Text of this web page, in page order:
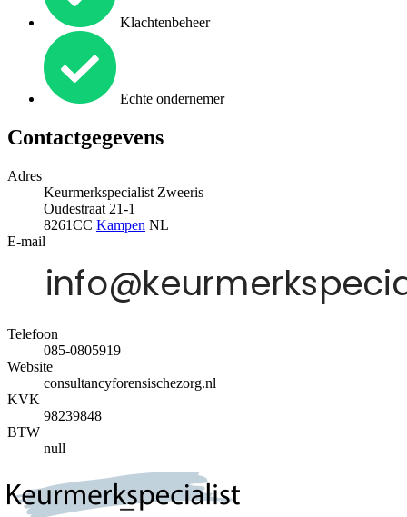
Klachtenbeheer
Echte ondernemer
Contactgegevens
Adres
Keurmerkspecialist Zweeris
Oudestraat 21-1
8261CC Kampen NL
E-mail
Telefoon
085-0805919
Website
consultancyforensischezorg.nl
KVK
98239848
BTW
null